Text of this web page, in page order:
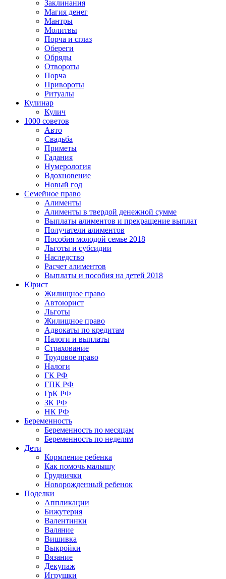
Заклинания
Магия денег
Мантры
Молитвы
Порча и сглаз
Обереги
Обряды
Отвороты
Порча
Привороты
Ритуалы
Кулинар
Кулич
1000 советов
Авто
Свадьба
Приметы
Гадания
Нумерология
Вдохновение
Новый год
Семейное право
Алименты
Алименты в твердой денежной сумме
Выплаты алиментов и прекращение выплат
Получатели алиментов
Пособия молодой семье 2018
Льготы и субсидии
Наследство
Расчет алиментов
Выплаты и пособия на детей 2018
Юрист
Жилищное право
Автоюрист
Льготы
Жилищное право
Адвокаты по кредитам
Налоги и выплаты
Страхование
Трудовое право
Налоги
ГК РФ
ГПК РФ
ГрК РФ
ЗК РФ
НК РФ
Беременность
Беременность по месяцам
Беременность по неделям
Дети
Кормление ребенка
Как помочь малышу
Груднички
Новорожденный ребенок
Поделки
Аппликации
Бижутерия
Валентинки
Валяние
Вишивка
Выкройки
Вязание
Декупаж
Игрушки